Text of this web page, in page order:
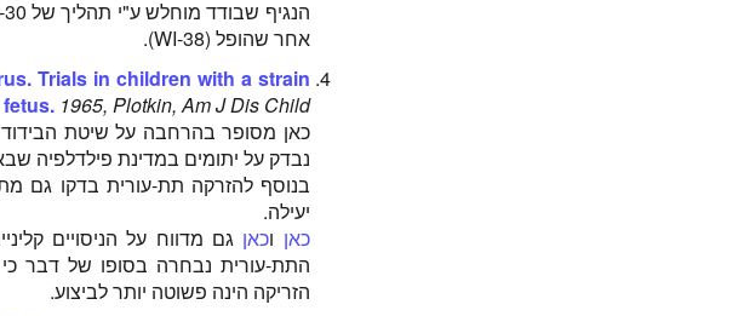
אחר שהופל (WI-38).
Trials in children with a strain
1965, Plotkin, Am J Dis Child
כאן מסופר בהרחבה על שיטת הבידוד
נבדק על יתומים במדינת פילדלפיה
בנוסף להזרקה תת-עורית בדקו גם
יעילה.
כאן וכאן גם מדווח על הניסויים
התת-עורית נבחרה בסופו של דבר
הזריקה הינה פשוטה יותר לביצוע.